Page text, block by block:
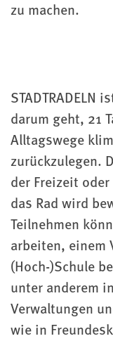
zu machen.
STADTRADELN
darum geht, 21
Alltagswege
zurückzulegen.
der Freizeit
das Rad wird
Teilnehmen
arbeiten, einem
(Hoch-)Schule
unter anderem
Verwaltungen
wie in